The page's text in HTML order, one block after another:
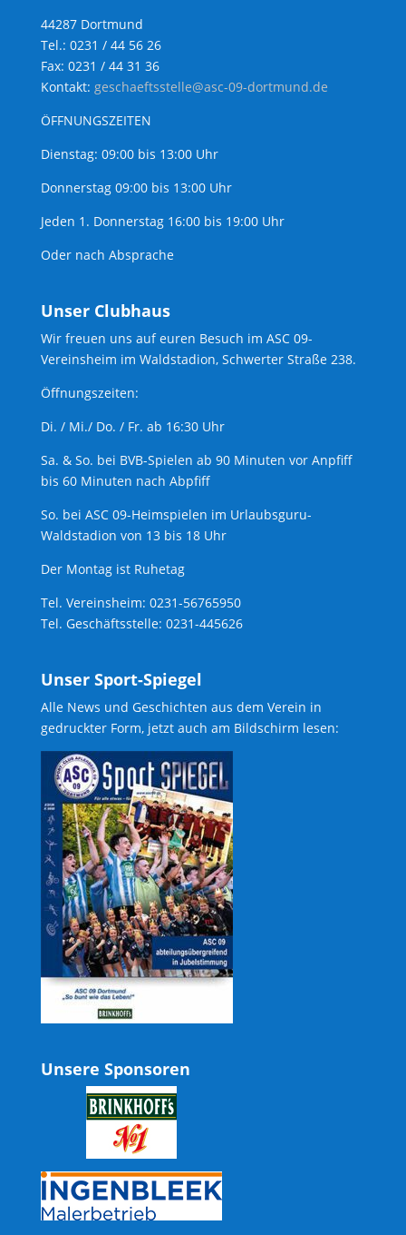
44287 Dortmund
Tel.: 0231 / 44 56 26
Fax: 0231 / 44 31 36
Kontakt: geschaeftsstelle@asc-09-dortmund.de
ÖFFNUNGSZEITEN
Dienstag: 09:00 bis 13:00 Uhr
Donnerstag 09:00 bis 13:00 Uhr
Jeden 1. Donnerstag 16:00 bis 19:00 Uhr
Oder nach Absprache
Unser Clubhaus
Wir freuen uns auf euren Besuch im ASC 09-
Vereinsheim im Waldstadion, Schwerter Straße 238.
Öffnungszeiten:
Di. / Mi./ Do. / Fr. ab 16:30 Uhr
Sa. & So. bei BVB-Spielen ab 90 Minuten vor Anpfiff
bis 60 Minuten nach Abpfiff
So. bei ASC 09-Heimspielen im Urlaubsguru-
Waldstadion von 13 bis 18 Uhr
Der Montag ist Ruhetag
Tel. Vereinsheim: 0231-56765950
Tel. Geschäftsstelle: 0231-445626
Unser Sport-Spiegel
Alle News und Geschichten aus dem Verein in
gedruckter Form, jetzt auch am Bildschirm lesen:
Unsere Sponsoren